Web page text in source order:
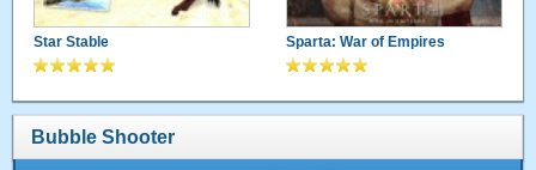
Star Stable Sparta: War of Empires
Bubble Shooter